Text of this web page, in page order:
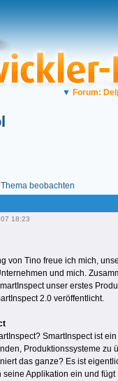
▼ Forum:
Thema beobachten
18:23
von Tino freue ich mich,
und mich.
unser erstes
2.0 veröffentlicht.
SmartInspect ist
Produktionssysteme
das ganze? Es ist
Applikation ein und